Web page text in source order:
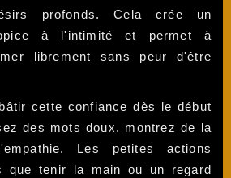
profonds. Cela crée un
à l'intimité et permet à
librement sans peur d'être
cette confiance dès le début
des mots doux, montrez de la
Les petites actions
que tenir la main ou un regard